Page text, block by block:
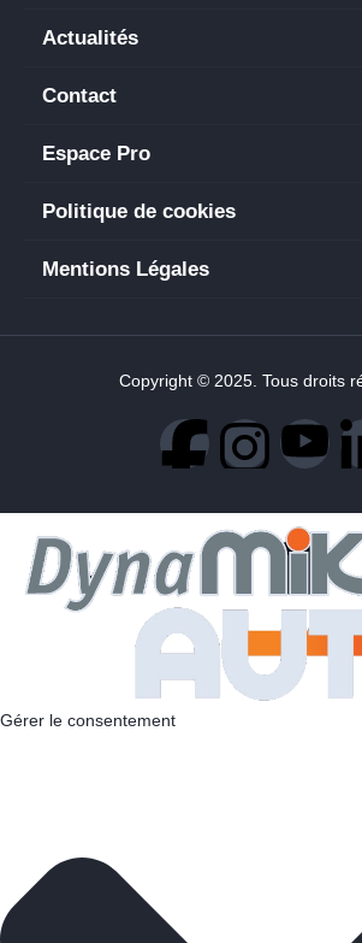
Actualités
Contact
Espace Pro
Politique de cookies
Mentions Légales
Copyright © 2025. Tous droits
Gérer le consentement